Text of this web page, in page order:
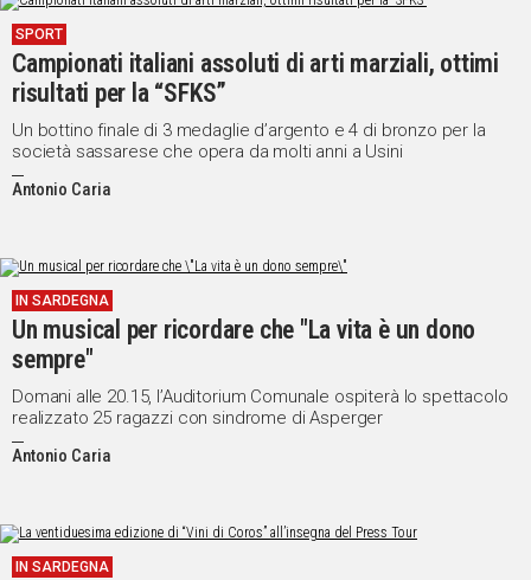
SPORT
Campionati italiani assoluti di arti marziali, ottimi
risultati per la “SFKS”
Un bottino finale di 3 medaglie d’argento e 4 di bronzo per la
società sassarese che opera da molti anni a Usini
Antonio Caria
IN SARDEGNA
Un musical per ricordare che "La vita è un dono
sempre"
Domani alle 20.15, l’Auditorium Comunale ospiterà lo spettacolo
realizzato 25 ragazzi con sindrome di Asperger
Antonio Caria
IN SARDEGNA